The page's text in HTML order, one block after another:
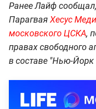
Ранее Лайф
ПарагваяХесус
московского ЦСКА,
правах свободного
в составе "Нью-Йорк